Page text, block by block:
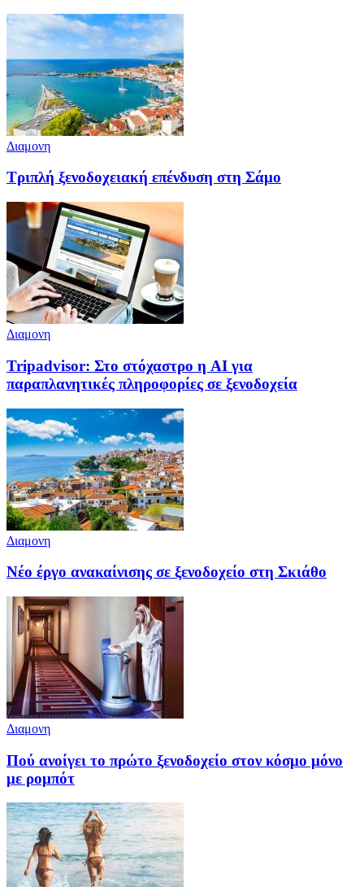
Διαμονη
Τριπλή ξενοδοχειακή επένδυση στη Σάμο
Διαμονη
Tripadvisor: Στο στόχαστρο η AI για
παραπλανητικές πληροφορίες σε ξενοδοχεία
Διαμονη
Νέο έργο ανακαίνισης σε ξενοδοχείο στη Σκιάθο
Διαμονη
Πού ανοίγει το πρώτο ξενοδοχείο στον κόσμο μόνο
με ρομπότ